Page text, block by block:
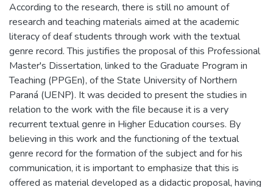
According to the research, there is still no amount of
research and teaching materials aimed at the academic
literacy of deaf students through work with the textual
genre record. This justifies the proposal of this Professional
Master's Dissertation, linked to the Graduate Program in
Teaching (PPGEn), of the State University of Northern
Paraná (UENP). It was decided to present the studies in
relation to the work with the file because it is a very
recurrent textual genre in Higher Education courses. By
believing in this work and the functioning of the textual
genre record for the formation of the subject and for his
communication, it is important to emphasize that this is
offered as material developed as a didactic proposal, having